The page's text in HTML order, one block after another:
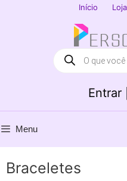
Início Loja
Entrar
Products
search
Menu
Braceletes